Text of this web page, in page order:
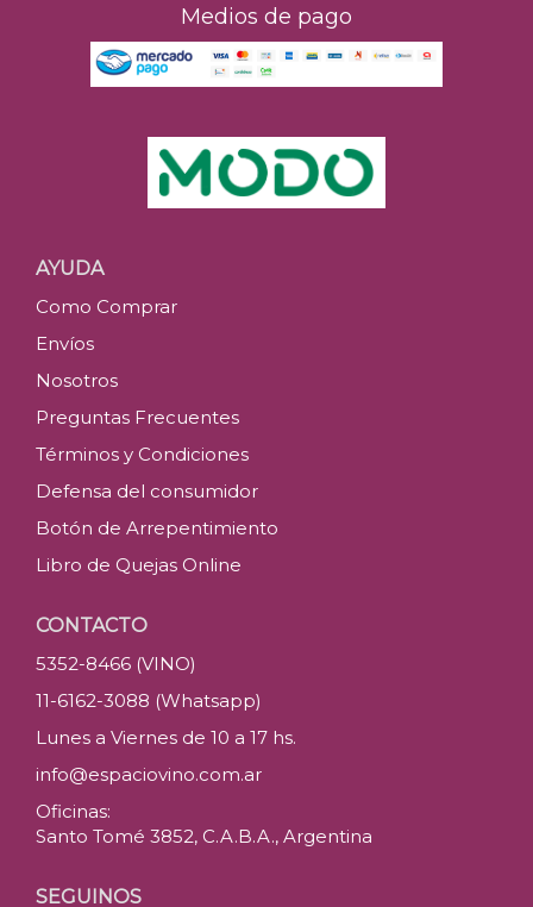
Medios de pago
AYUDA
Como Comprar
Envíos
Nosotros
Preguntas Frecuentes
Términos y Condiciones
Defensa del consumidor
Botón de Arrepentimiento
Libro de Quejas Online
CONTACTO
5352-8466 (VINO)
11-6162-3088 (Whatsapp)
Lunes a Viernes de 10 a 17 hs.
info@espaciovino.com.ar
Oficinas:
Santo Tomé 3852, C.A.B.A., Argentina
SEGUINOS